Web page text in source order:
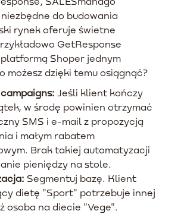
do budowania
rynek oferuje świetne
GetResponse
Shoper jednym
możesz dzięki temu osiągnąć?
Jeśli klient kończy
w środę powinien otrzymać
SMS i e-mail z propozycją
i małym rabatem
Brak takiej automatyzacji
pieniędzy na stole.
Segmentuj bazę. Klient
dietę "Sport" potrzebuje innej
osoba na diecie "Vege".